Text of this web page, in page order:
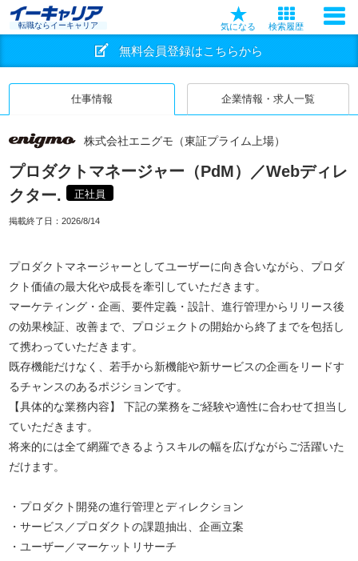
転職ならイーキャリア 気になる 検索履歴
無料会員登録はこちらから
仕事情報 企業情報・求人一覧
株式会社エニグモ（東証プライム上場）
プロダクトマネージャー（PdM）／Webディレ
クター.
正社員
掲載終了日： 2026/8/14
プロダクトマネージャーとしてユーザーに向き合いながら、プロダ
クト価値の最大化や成長を牽引していただきます。
マーケティング・企画、要件定義・設計、進行管理からリリース後
の効果検証、改善まで、プロジェクトの開始から終了までを包括し
て携わっていただきます。
既存機能だけなく、若手から新機能や新サービスの企画をリードす
るチャンスのあるポジションです。
【具体的な業務内容】 下記の業務をご経験や適性に合わせて担当し
ていただきます。
将来的には全て網羅できるようスキルの幅を広げながらご活躍いた
だけます。
・プロダクト開発の進行管理とディレクション
・サービス／プロダクトの課題抽出、企画立案
・ユーザー／マーケットリサーチ